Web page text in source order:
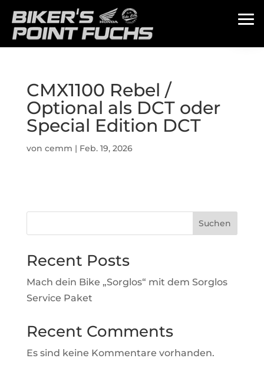
CMX1100 Rebel /
Optional als DCT oder
Special Edition DCT
von cemm | Feb. 19, 2026
Suchen
Recent Posts
Mach dein Bike „Sorglos“ mit dem Sorglos
Service Paket
Recent Comments
Es sind keine Kommentare vorhanden.